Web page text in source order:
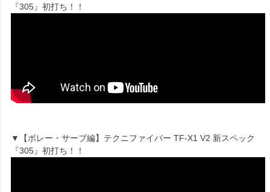
『305』初打ち！！
▼【ボレー・サーブ編】テクニファイバー TF-X1 V2 新スペック
『305』初打ち！！